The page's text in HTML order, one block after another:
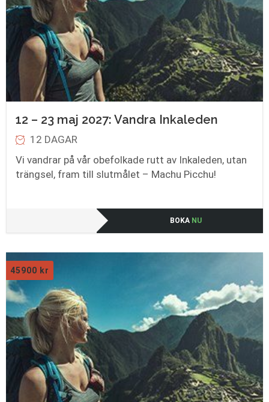
12 – 23 maj 2027: Vandra Inkaleden
12 DAGAR
Vi vandrar på vår obefolkade rutt av Inkaleden, utan
trängsel, fram till slutmålet – Machu Picchu!
BOKA NU
45900 kr